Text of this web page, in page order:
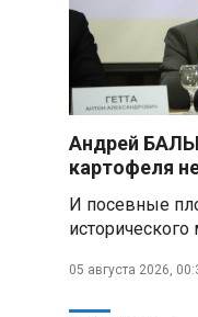
работе
так, это
самых
городов
военных
Андрей
картофеля
И посевные
05 августа 2026,